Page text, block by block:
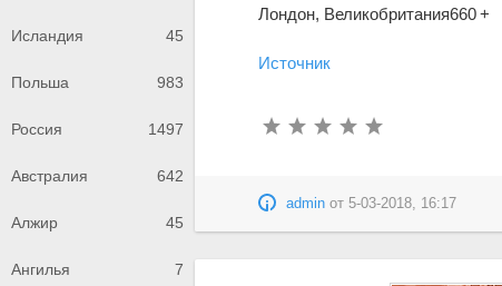
Исландия 45
Польша 983
Россия 1497
Австралия 642
Алжир 45
Ангилья 7
Лондон, Великобритания660+
Источник
admin от5-03-2018, 16:17